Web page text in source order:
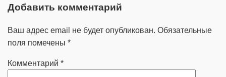
Добавить комментарий
Ваш адрес email не будет опубликован. Обязательные
поля помечены *
Комментарий *